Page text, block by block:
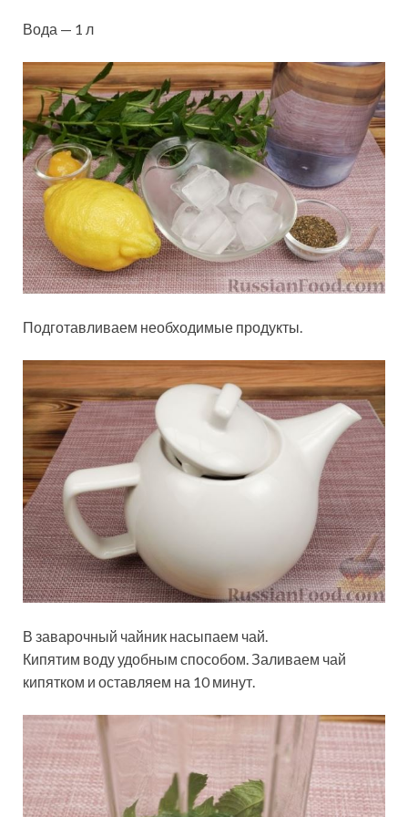
Вода — 1 л
Подготавливаем необходимые продукты.
В заварочный чайник насыпаем чай.
Кипятим воду удобным способом. Заливаем чай
кипятком и оставляем на 10 минут.